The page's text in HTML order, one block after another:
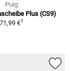
Puig
Plus (CS9)
71,99 €1